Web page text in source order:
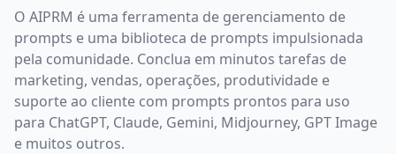
O AIPRM é uma ferramenta de gerenciamento de
prompts e uma biblioteca de prompts impulsionada
pela comunidade. Conclua em minutos tarefas de
marketing, vendas, operações, produtividade e
suporte ao cliente com prompts prontos para uso
para ChatGPT, Claude, Gemini, Midjourney, GPT Image
e muitos outros.